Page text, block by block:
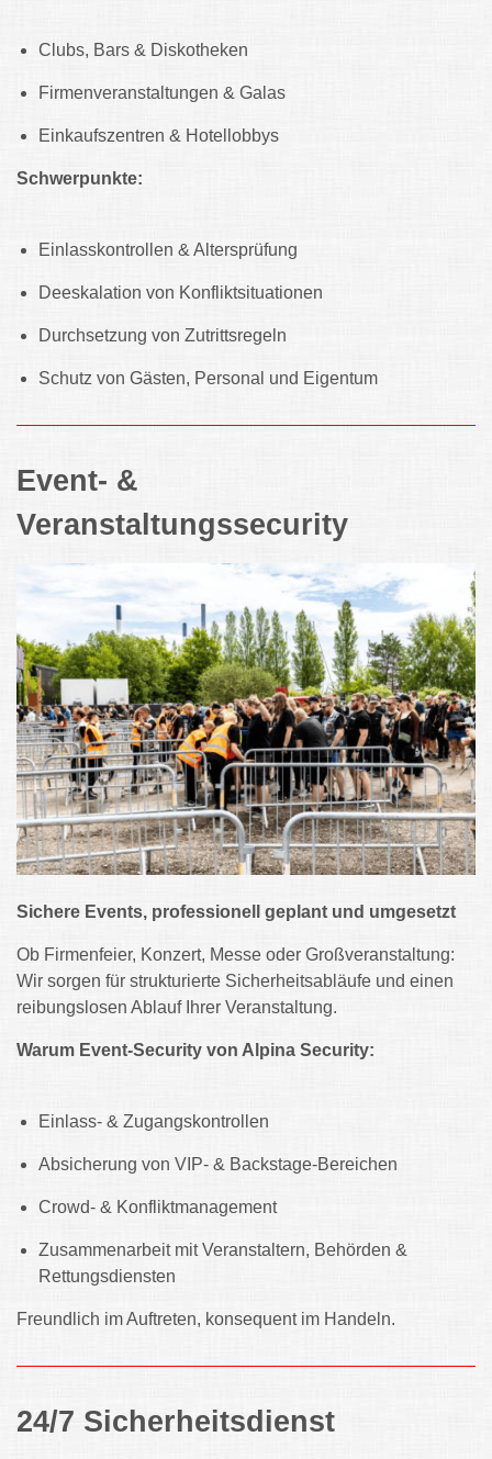
Clubs, Bars & Diskotheken
Firmenveranstaltungen & Galas
Einkaufszentren & Hotellobbys
Schwerpunkte:
Einlasskontrollen & Altersprüfung
Deeskalation von Konfliktsituationen
Durchsetzung von Zutrittsregeln
Schutz von Gästen, Personal und Eigentum
Event- &
Veranstaltungssecurity
Sichere Events, professionell geplant und umgesetzt
Ob Firmenfeier, Konzert, Messe oder Großveranstaltung:
Wir sorgen für strukturierte Sicherheitsabläufe und einen
reibungslosen Ablauf Ihrer Veranstaltung.
Warum Event-Security von Alpina Security:
Einlass- & Zugangskontrollen
Absicherung von VIP- & Backstage-Bereichen
Crowd- & Konfliktmanagement
Zusammenarbeit mit Veranstaltern, Behörden &
Rettungsdiensten
Freundlich im Auftreten, konsequent im Handeln.
24/7 Sicherheitsdienst